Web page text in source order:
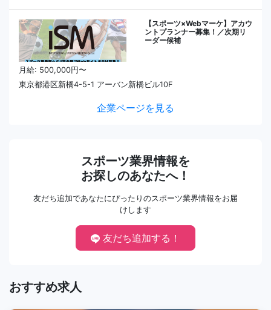
【スポーツ×Webマーケ】アカウ
ントプランナー募集！／次期リ
ーダー候補
月給: 500,000円〜
東京都港区新橋4-5-1 アーバン新橋ビル10F
企業ページを見る
スポーツ業界情報を
お探しのあなたへ！
友だち追加であなたにぴったりのスポーツ業界情報をお届
けします
友だち追加する！
おすすめ求人